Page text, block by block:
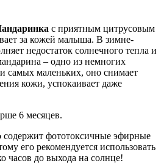
с приятным цитрусовым
за кожей малыша. В зимне-
недостаток солнечного тепла и
– одно из немногих
самых маленьких, оно снимает
кожи, успокаивает даже
6 месяцев.
содержит фототоксичные эфирные
его рекомендуется использовать
часов до выхода на солнце!